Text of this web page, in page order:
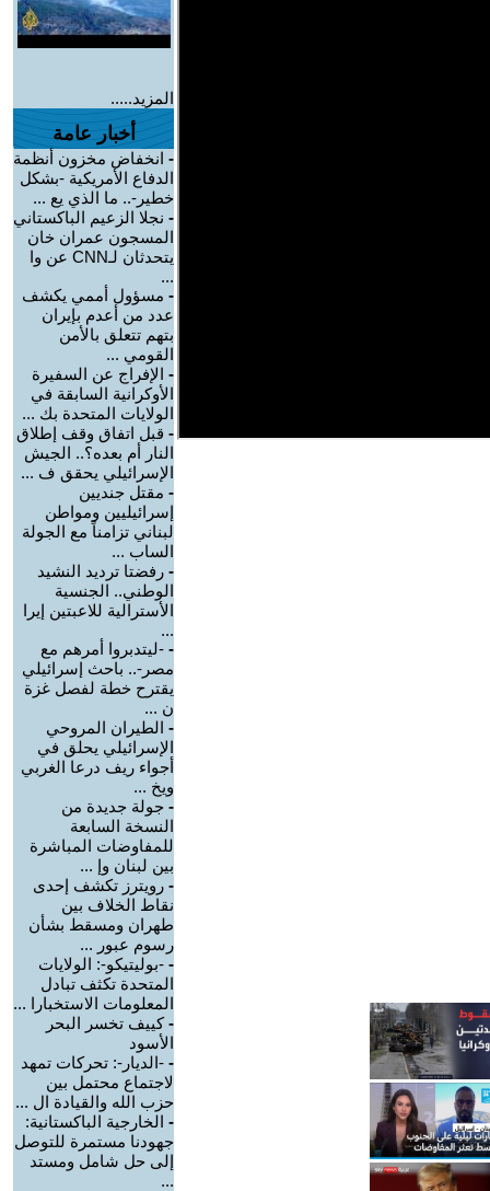
المزيد.....
أخبار عامة
- انخفاض مخزون أنظمة
الدفاع الأمريكية -بشكل
خطير-.. ما الذي يع ...
- نجلا الزعيم الباكستاني
المسجون عمران خان
يتحدثان لـCNN عن وا
...
- مسؤول أممي يكشف
عدد من أعدم بإيران
بتهم تتعلق بالأمن
القومي ...
- الإفراج عن السفيرة
الأوكرانية السابقة في
الولايات المتحدة بك ...
- قبل اتفاق وقف إطلاق
النار أم بعده؟.. الجيش
الإسرائيلي يحقق ف ...
- مقتل جنديين
إسرائيليين ومواطن
لبناني تزامناً مع الجولة
الساب ...
- رفضتا ترديد النشيد
الوطني.. الجنسية
الأسترالية للاعبتين إيرا
...
- -ليتدبروا أمرهم مع
مصر-.. باحث إسرائيلي
يقترح خطة لفصل غزة
ن ...
- الطيران المروحي
الإسرائيلي يحلق في
أجواء ريف درعا الغربي
ويخ ...
- جولة جديدة من
النسخة السابعة
للمفاوضات المباشرة
بين لبنان وإ ...
- رويترز تكشف إحدى
نقاط الخلاف بين
طهران ومسقط بشأن
رسوم عبور ...
- -بوليتيكو-: الولايات
المتحدة تكثف تبادل
المعلومات الاستخبارا ...
-كييف تخسر البحر
الأسود
- -الديار-: تحركات تمهد
لاجتماع محتمل بين
حزب الله والقيادة ال ...
- الخارجية الباكستانية:
جهودنا مستمرة للتوصل
إلى حل شامل ومستد
...